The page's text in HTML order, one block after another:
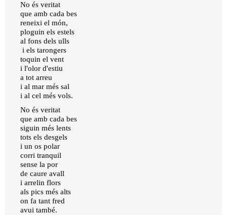
No és veritat
que amb cada bes
reneixi el món,
ploguin els estels
al fons dels ulls
i els tarongers
toquin el vent
i l'olor d'estiu
a tot arreu
i al mar més sal
i al cel més vols.
No és veritat
que amb cada bes
siguin més lents
tots els desgels
i un os polar
corri tranquil
sense la por
de caure avall
i arrelin flors
als pics més alts
on fa tant fred
avui també.